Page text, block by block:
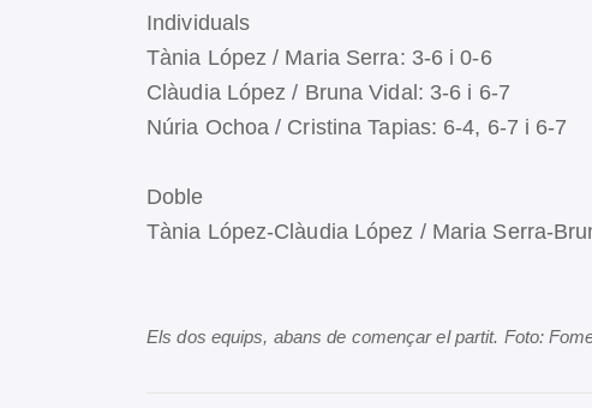
Individuals
Tània López / Maria Serra: 3-6 i 0-6
Clàudia López / Bruna Vidal: 3-6 i 6-7
Núria Ochoa / Cristina Tapias: 6-4, 6-7 i 6-7
Doble
Tània López-Clàudia López / Maria Serra-
Els dos equips, abans de començar el partit. Foto: